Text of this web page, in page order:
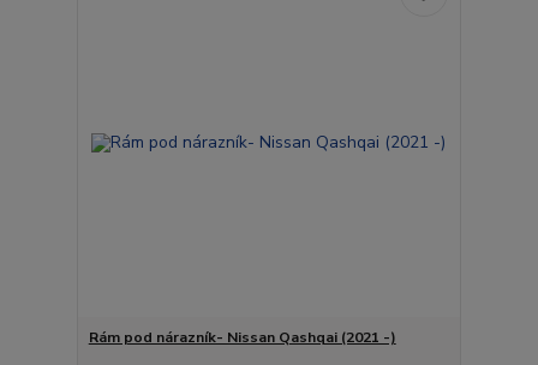
Rám pod nárazník- Nissan Qashqai (2021 -)